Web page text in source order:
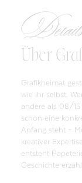
Über
Grafikheimat
wie ihr selbst.
andere als 08/
schon eine
Anfang steht –
kreativer
entsteht
Geschichte